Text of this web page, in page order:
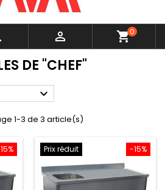
 shopping_cart0
DE "CHEF"

1-3 de 3 article(s)
-15%
Prix réduit